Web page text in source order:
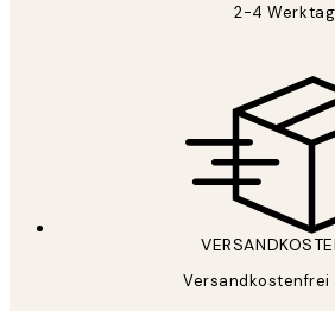
2-4
Versandkostenfrei